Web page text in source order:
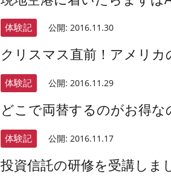
体験記 公開: 2016.11.30
クリスマス直前！アメリ
体験記 公開: 2016.11.29
どこで両替するのがお得な
体験記 公開: 2016.11.17
投資信託の研修を受講しま